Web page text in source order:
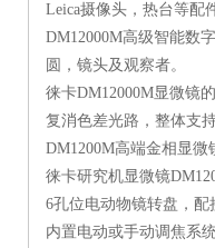
Leica摄像头，热台等配
DM12000M高级智能数
圆，镜头及观察者。
徕卡DM12000M显微镜
复消色差光路，整体支
DM1200M高端金相显微
徕卡研究机显微镜
6孔位电动物镜转盘，配
内置电动或手动调焦系